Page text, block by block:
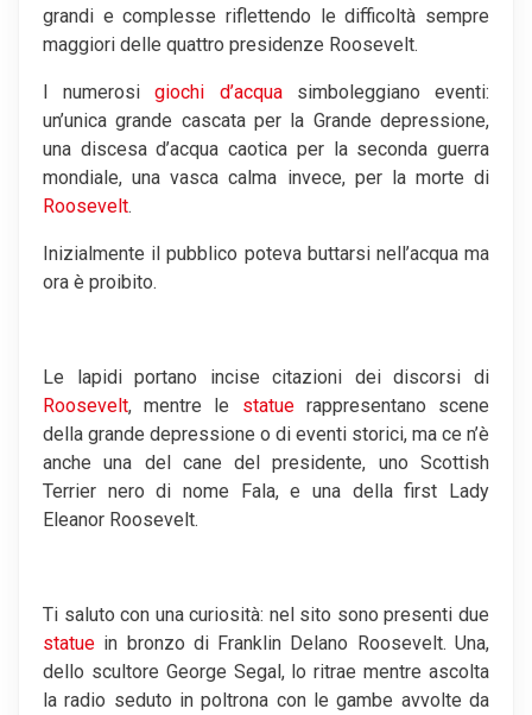
grandi e complesse riflettendo le difficoltà sempre
maggiori delle quattro presidenze Roosevelt.
I numerosigiochi d’acquasimboleggiano eventi:
un’unica grande cascata per la Grande depressione,
una discesa d’acqua caotica per la seconda guerra
mondiale, una vasca calma invece, per la morte di
Roosevelt.
Inizialmente il pubblico poteva buttarsi nell’acqua ma
ora è proibito.
Le lapidi portano incise citazioni dei discorsi di
Roosevelt, mentre le statue rappresentano scene
della grande depressione o di eventi storici, ma ce n’è
anche una del cane del presidente, uno Scottish
Terrier nero di nome Fala, e una della first Lady
Eleanor Roosevelt.
Ti saluto con una curiosità: nel sito sono presenti due
statue in bronzo di Franklin Delano Roosevelt. Una,
dello scultore George Segal, lo ritrae mentre ascolta
la radio seduto in poltrona con le gambe avvolte da